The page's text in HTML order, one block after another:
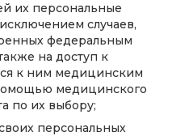
их персональные
случаев,
федеральным
на доступ к
к ним медицинским
медицинского
по их выбору;
персональных